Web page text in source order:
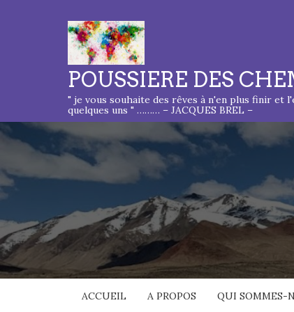
POUSSIERE DES
" je vous souhaite des rêves à n'en plus finir et
quelques uns " ……… – JACQUES BREL –
ACCUEIL A PROPOS QUI SOMMES-